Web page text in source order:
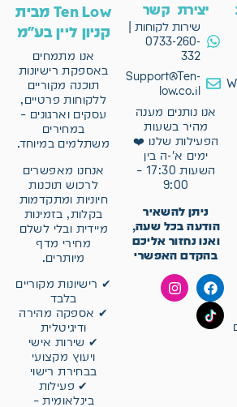
יצירת קשר
שירות לקוחות |
0733-260-
332
Support@Ten-
low.co.il
אנו נותנים מענה
מהיר בשעות
הפעילות שלנו ❤️
ימים א'-ה בין
השעות 17:30 –
9:00
ניתן להשאיר
הודעה בכל שעה,
ואנו נחזור אליכם
בהקדם האפשרי
Ten Low מבית
קניון ליין בע"מ
אנו מתמחים
באספקת רישיונות
תוכנה מקוריים
ללקוחות פרטיים,
עסקים וארגונים –
במחירים
משתלמים במיוחד.
אנחנו מאפשרים
לרכוש תוכנות
חיוניות ומתקדמות
בקלות, בזמינות
מיידית ובלי לשלם
מחירי מדף
מיותרים.
✔ רישיונות מקוריים
בלבד
✔ אספקה מהירה
ודיגיטלית
✔ שירות אישי
ויעוץ מקצועי
בבחירת רישוי
✔ פעילות
בינלאומית –